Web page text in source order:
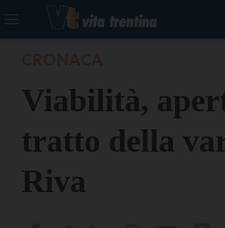
Viabilità,
tratto della
Riva